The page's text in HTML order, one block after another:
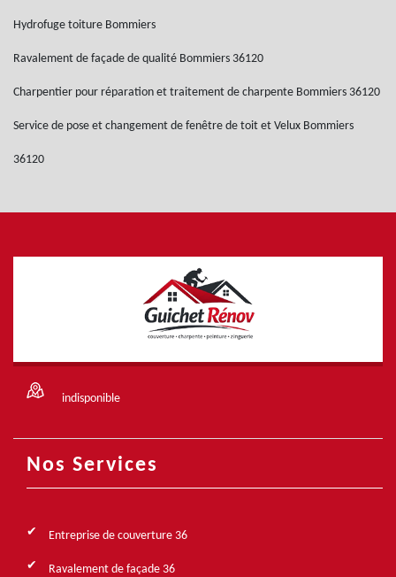
Hydrofuge toiture Bommiers
Ravalement de façade de qualité Bommiers 36120
Charpentier pour réparation et traitement de charpente Bommiers 36120
Service de pose et changement de fenêtre de toit et Velux Bommiers
36120
indisponible
Nos Services
Entreprise de couverture 36
Ravalement de façade 36